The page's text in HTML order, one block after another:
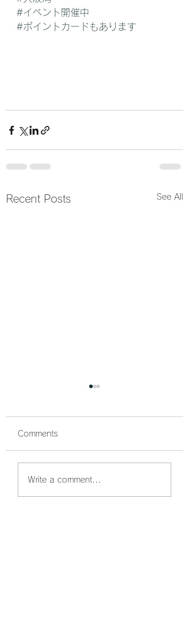
#イベント開催中
#ポイントカードもあります
Recent Posts See All
鰤狙い撃ちでボッコボ
コ🐟
Comments
Write a comment...